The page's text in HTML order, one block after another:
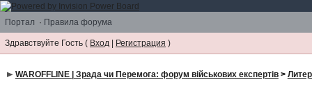
Портал · Правила форума
Здравствуйте Гость ( Вход | Регистрация )
WAROFFLINE | Зрада чи Перемога: форум військових експертів>